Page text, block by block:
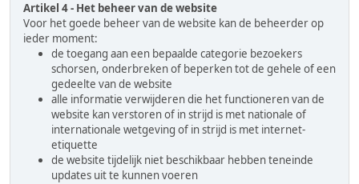
Artikel 4 - Het beheer van de website
Voor het goede beheer van de website kan de beheerder op
ieder moment:
de toegang aan een bepaalde categorie bezoekers
schorsen, onderbreken of beperken tot de gehele of een
gedeelte van de website
alle informatie verwijderen die het functioneren van de
website kan verstoren of in strijd is met nationale of
internationale wetgeving of in strijd is met internet-
etiquette
de website tijdelijk niet beschikbaar hebben teneinde
updates uit te kunnen voeren